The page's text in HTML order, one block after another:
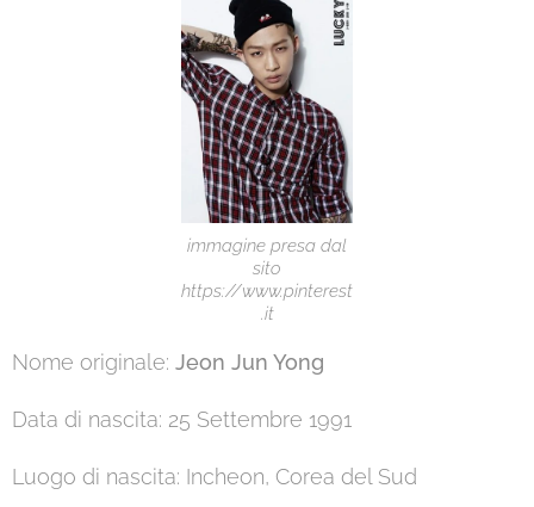
immagine presa dal
sito
https://www.pinterest
.it
Nome originale: Jeon Jun Yong
Data di nascita: 25 Settembre 1991
Luogo di nascita: Incheon, Corea del Sud